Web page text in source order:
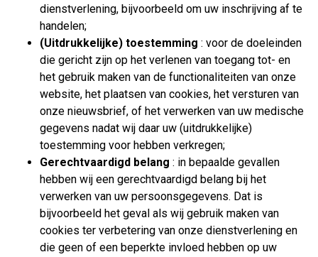
dienstverlening, bijvoorbeeld om uw inschrijving af te
handelen;
(Uitdrukkelijke) toestemming : voor de doeleinden
die gericht zijn op het verlenen van toegang tot- en
het gebruik maken van de functionaliteiten van onze
website, het plaatsen van cookies, het versturen van
onze nieuwsbrief, of het verwerken van uw medische
gegevens nadat wij daar uw (uitdrukkelijke)
toestemming voor hebben verkregen;
Gerechtvaardigd belang : in bepaalde gevallen
hebben wij een gerechtvaardigd belang bij het
verwerken van uw persoonsgegevens. Dat is
bijvoorbeeld het geval als wij gebruik maken van
cookies ter verbetering van onze dienstverlening en
die geen of een beperkte invloed hebben op uw